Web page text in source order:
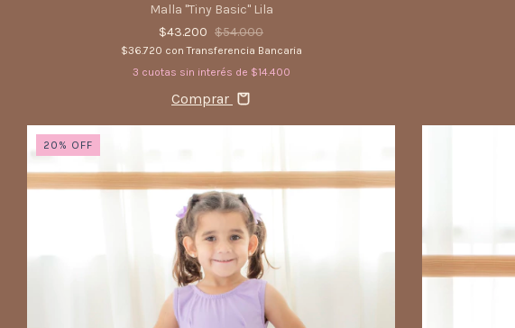
Malla "Tiny Basic" Lila
$43.200 $54.000
$36.720 con Transferencia Bancaria
3 cuotas sin interés de $14.400
Comprar
20 % OFF